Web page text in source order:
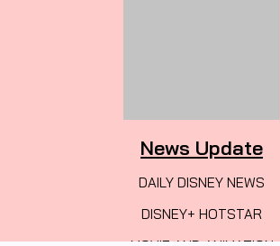
News Update
DAILY DISNEY NEWS
DISNEY+ HOTSTAR